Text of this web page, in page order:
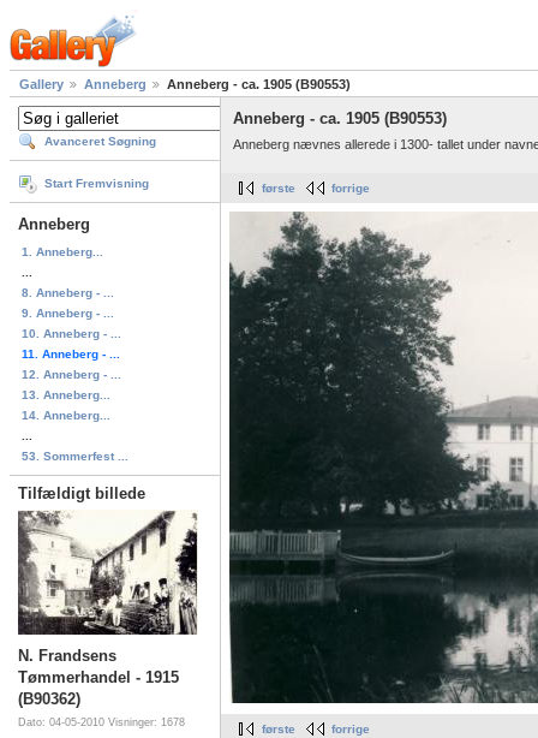
Gallery Anneberg Anneberg - ca. 1905 (B90553)
Avanceret Søgning
Start Fremvisning
Anneberg
1. Anneberg...
8. Anneberg - ...
9. Anneberg - ...
10. Anneberg - ...
11. Anneberg - ...
12. Anneberg - ...
13. Anneberg...
14. Anneberg...
53. Sommerfest ...
Tilfældigt billede
N. Frandsens
Tømmerhandel - 1915
(B90362)
Dato: 04-05-2010 Visninger: 1678
Anneberg - ca. 1905 (B90553)
Anneberg nævnes allerede i 1300- tallet under
første forrige
første forrige